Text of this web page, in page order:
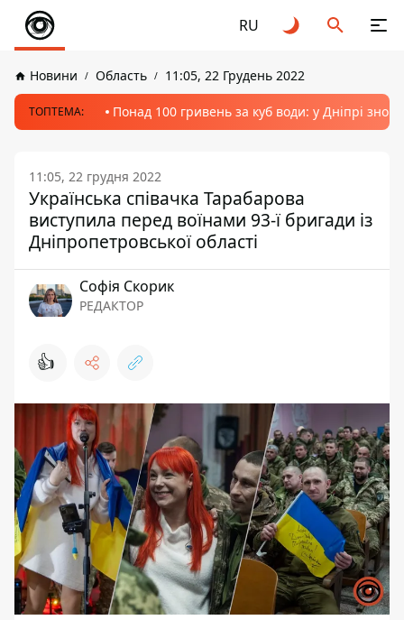
RU
Новини Область 11:05, 22 Грудень 2022
ТОПТЕМА: Понад 100 гривень за куб води: у Дніпрі
11:05, 22 грудня 2022
Українська співачка Тарабарова
виступила перед воїнами 93-ї бригади із
Дніпропетровської області
Софія Скорик
РЕДАКТОР
👍